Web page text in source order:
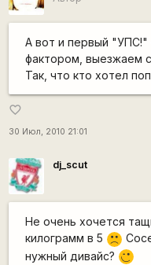
А вот и первый "УПС!"
фактором, выезжаем
Так, что кто хотел
favorite_border
30 Июл, 2010 21:01
dj_scut
Не очень хочется
килограмм в 5
:(
нужный дивайс?
;)